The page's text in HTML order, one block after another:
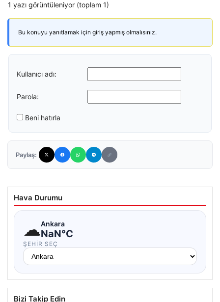
1 yazı görüntüleniyor (toplam 1)
Bu konuyu yanıtlamak için giriş yapmış olmalısınız.
Kullanıcı adı:
Parola:
Beni hatırla
Paylaş:
Hava Durumu
☁Ankara
NaN°C
ŞEHIR SEÇ
Bizi Takip Edin